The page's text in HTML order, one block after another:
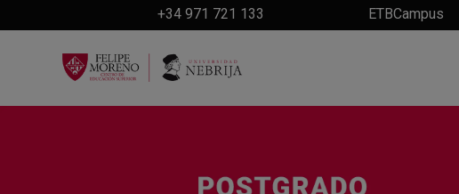
+34 971 721 133 ETBCampus